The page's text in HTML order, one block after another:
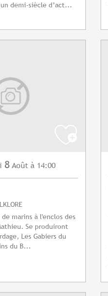
demi-siècle d’act...
8 Août à 14:00
marins à l'enclos des
Se produiront
Les Gabiers du
du B...